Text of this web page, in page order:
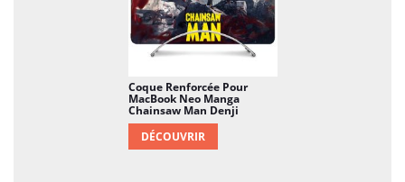
Coque Renforcée Pour
MacBook Neo Manga
Chainsaw Man Denji
DÉCOUVRIR